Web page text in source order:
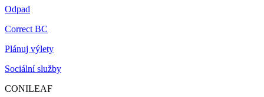
Odpad
Correct BC
Plánuj výlety
Sociální služby
CONILEAF